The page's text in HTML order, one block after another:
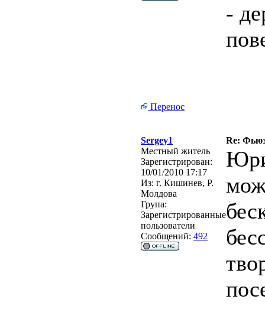
-
Перенос
Sergey1
Re:
Местный житель
Зарегистрирован:
10/01/2010 17:17
Из: г. Кишинев, Р.
Молдова
Група:
Зарегистрированные
пользователи
Сообщений: 492